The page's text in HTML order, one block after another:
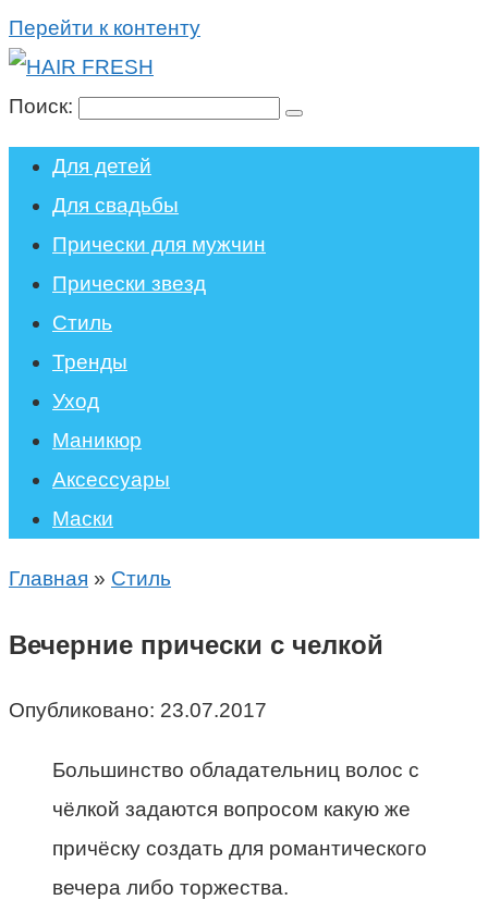
Перейти к контенту
Поиск:
Для детей
Для свадьбы
Прически для мужчин
Прически звезд
Стиль
Тренды
Уход
Маникюр
Аксессуары
Маски
Главная » Стиль
Вечерние прически с челкой
Опубликовано: 23.07.2017
Большинство обладательниц волос с
чёлкой задаются вопросом какую же
причёску создать для романтического
вечера либо торжества.